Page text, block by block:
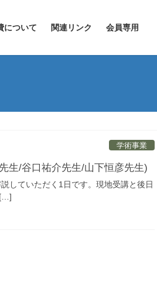
について 関連リンク 会員専用
学術事業
生/谷口祐介先生/山下恒彦先生)
していただく1日です。現地受講と後日
[…]